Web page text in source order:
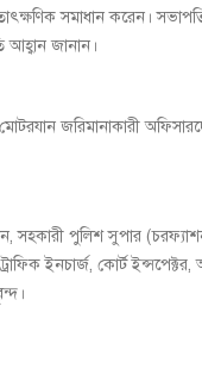
সমাধান করেন।
আহ্বান জানান।
মোটরযান জরিমানাকারী
সহকারী পুলিশ সুপার
ইনচার্জ, কোর্ট